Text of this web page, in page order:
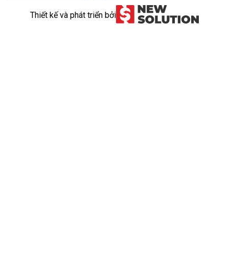
Thiết kế và phát triển bởi